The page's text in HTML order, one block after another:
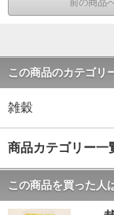
前の商品
この商品のカテゴリ
雑穀
商品カテゴリー一
この商品を買った人